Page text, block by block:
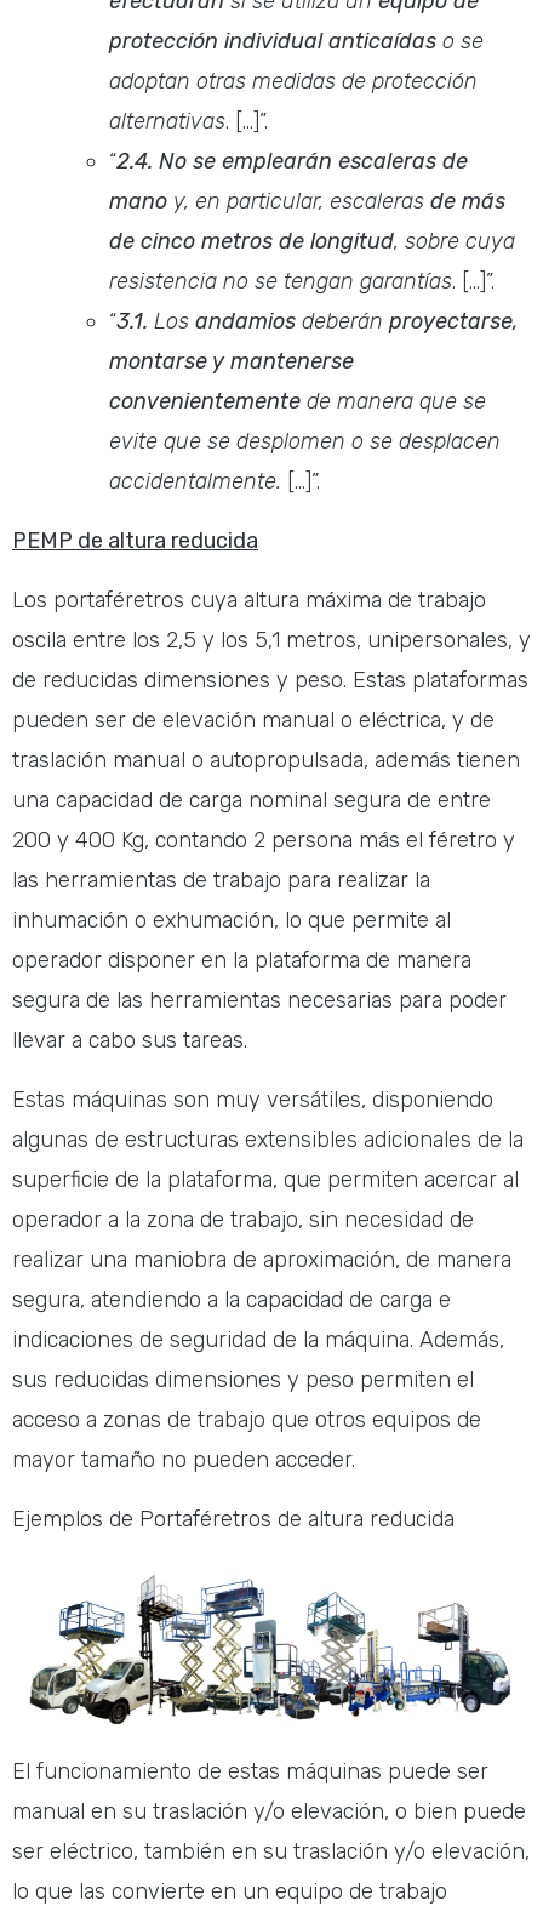
protección individual anticaídas o se
adoptan otras medidas de protección
alternativas. […]”.
“2.4. No se emplearán escaleras de
mano y, en particular, escaleras de más
de cinco metros de longitud, sobre cuya
resistencia no se tengan garantías. […]”.
“3.1. Los andamios deberán proyectarse,
montarse y mantenerse
convenientemente de manera que se
evite que se desplomen o se desplacen
accidentalmente. […]”.
PEMP de altura reducida
Los portaféretros cuya altura máxima de trabajo
oscila entre los 2,5 y los 5,1 metros, unipersonales, y
de reducidas dimensiones y peso. Estas plataformas
pueden ser de elevación manual o eléctrica, y de
traslación manual o autopropulsada, además tienen
una capacidad de carga nominal segura de entre
200 y 400 Kg, contando 2 persona más el féretro y
las herramientas de trabajo para realizar la
inhumación o exhumación, lo que permite al
operador disponer en la plataforma de manera
segura de las herramientas necesarias para poder
llevar a cabo sus tareas.
Estas máquinas son muy versátiles, disponiendo
algunas de estructuras extensibles adicionales de la
superficie de la plataforma, que permiten acercar al
operador a la zona de trabajo, sin necesidad de
realizar una maniobra de aproximación, de manera
segura, atendiendo a la capacidad de carga e
indicaciones de seguridad de la máquina. Además,
sus reducidas dimensiones y peso permiten el
acceso a zonas de trabajo que otros equipos de
mayor tamaño no pueden acceder.
Ejemplos de Portaféretros de altura reducida
El funcionamiento de estas máquinas puede ser
manual en su traslación y/o elevación, o bien puede
ser eléctrico, también en su traslación y/o elevación,
lo que las convierte en un equipo de trabajo